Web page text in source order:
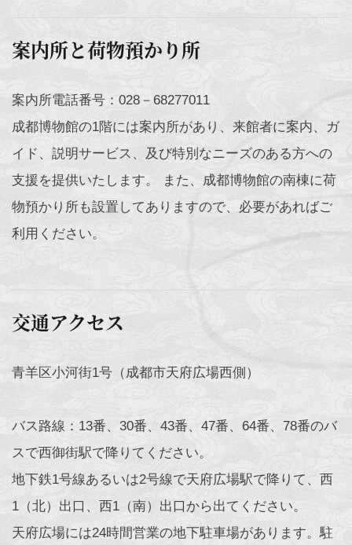
案内所と荷物預かり所
案内所電話番号：028－68277011
成都博物館の1階には案内所があり、来館者に案内、ガ
イド、説明サービス、及び特別なニーズのある方への
支援を提供いたします。 また、成都博物館の南棟に荷
物預かり所も設置してありますので、必要があればご
利用ください。
交通アクセス
青羊区小河街1号（成都市天府広場西側）
バス路線：13番、30番、43番、47番、64番、78番のバ
スで西御街駅で降りてください。
地下鉄1号線あるいは2号線で天府広場駅で降りて、西
1（北）出口、西1（南）出口から出てください。
天府広場には24時間営業の地下駐車場があります。駐